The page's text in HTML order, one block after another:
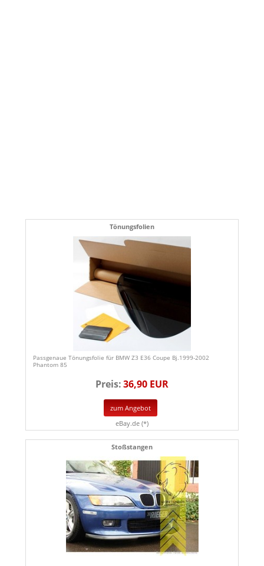
Tönungsfolien
Passgenaue Tönungsfolie für BMW Z3 E36 Coupe Bj.1999-2002
Phantom 85
Preis:36,90 EUR
zum Angebot
eBay.de (*)
Stoßstangen